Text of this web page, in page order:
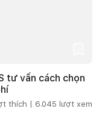
tư vấn cách chọn
thích | 6.045 lượt xem